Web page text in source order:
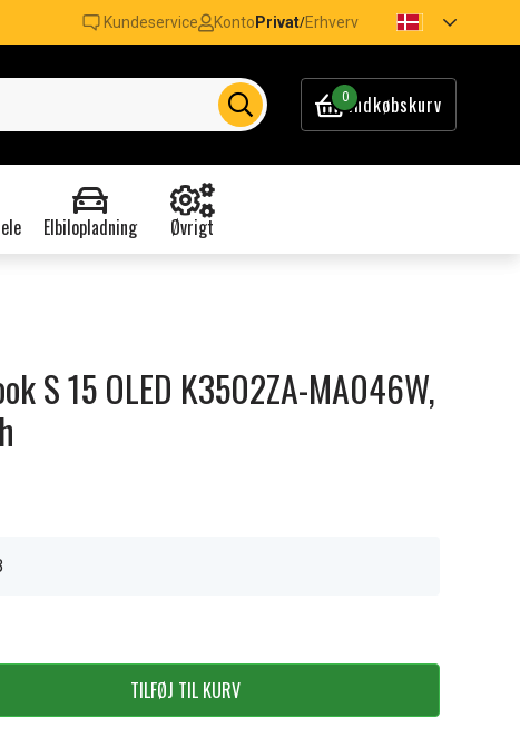
Kundeservice Konto Privat/Erhverv
0Indkøbskurv
Elbilopladning Øvrigt
S 15 OLED K3502ZA-MA046W,
TILFØJ TIL KURV